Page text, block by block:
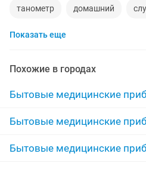
танометр домашний
кварцевая лампа
боли комплектующие
кислородный концентрат
времена рассрочка
Показать еще
Похожие в городах
Бытовые медицинские
Бытовые медицинские
Бытовые медицинские